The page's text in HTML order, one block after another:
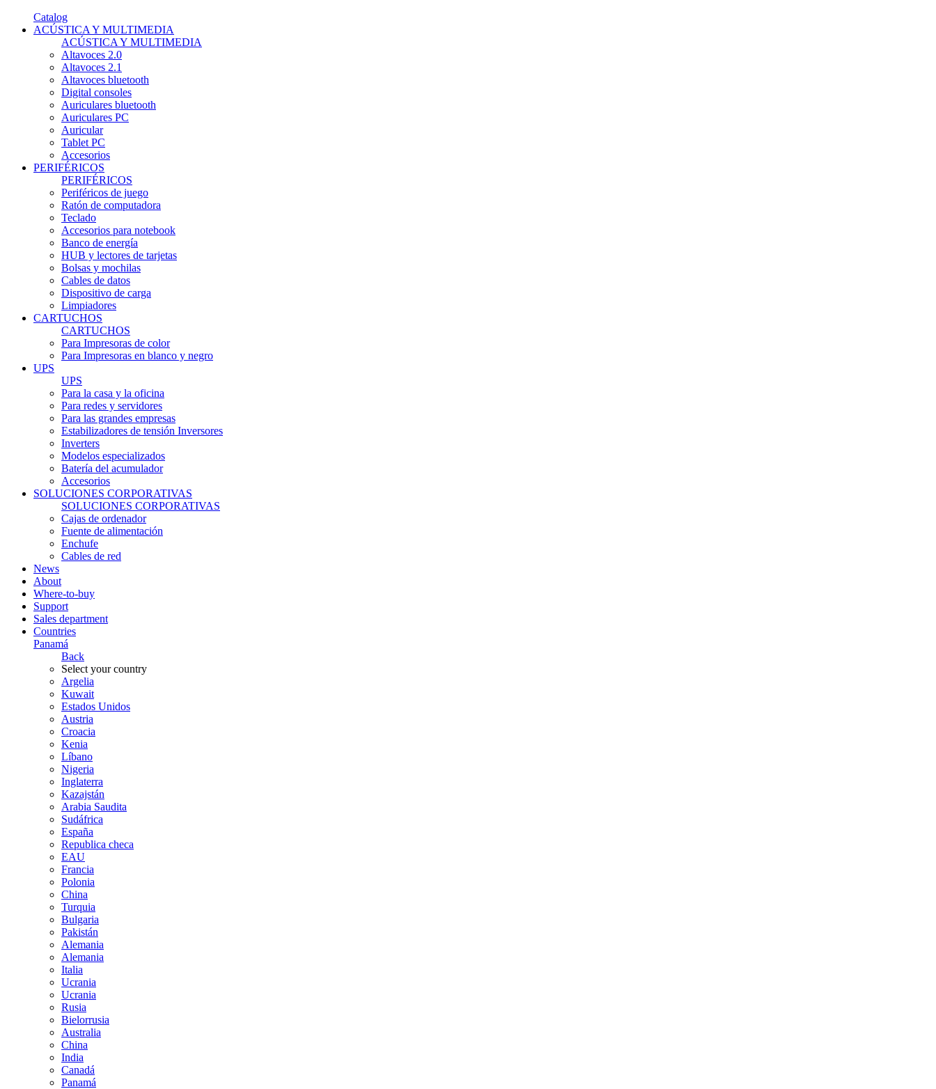
Catalog
ACÚSTICA Y MULTIMEDIA
ACÚSTICA Y MULTIMEDIA
Altavoces 2.0
Altavoces 2.1
Altavoces bluetooth
Digital consoles
Auriculares bluetooth
Auriculares PC
Auricular
Tablet PC
Accesorios
PERIFÉRICOS
PERIFÉRICOS
Periféricos de juego
Ratón de computadora
Teclado
Accesorios para notebook
Banco de energía
HUB y lectores de tarjetas
Bolsas y mochilas
Cables de datos
Dispositivo de carga
Limpiadores
CARTUCHOS
CARTUCHOS
Para Impresoras de color
Para Impresoras en blanco y negro
UPS
UPS
Para la casa y la oficina
Para redes y servidores
Para las grandes empresas
Estabilizadores de tensión Inversores
Inverters
Modelos especializados
Batería del acumulador
Accesorios
SOLUCIONES CORPORATIVAS
SOLUCIONES CORPORATIVAS
Cajas de ordenador
Fuente de alimentación
Enchufe
Cables de red
News
About
Where-to-buy
Support
Sales department
Countries
Panamá
Back
Select your country
Argelia
Kuwait
Estados Unidos
Austria
Croacia
Kenia
Líbano
Nigeria
Inglaterra
Kazajstán
Arabia Saudita
Sudáfrica
España
Republica checa
EAU
Francia
Polonia
China
Turquia
Bulgaria
Pakistán
Alemania
Alemania
Italia
Ucrania
Ucrania
Rusia
Bielorrusia
Australia
China
India
Canadá
Panamá